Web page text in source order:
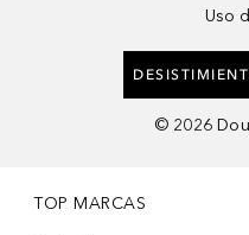
Uso
© 2026
TOP MARCAS